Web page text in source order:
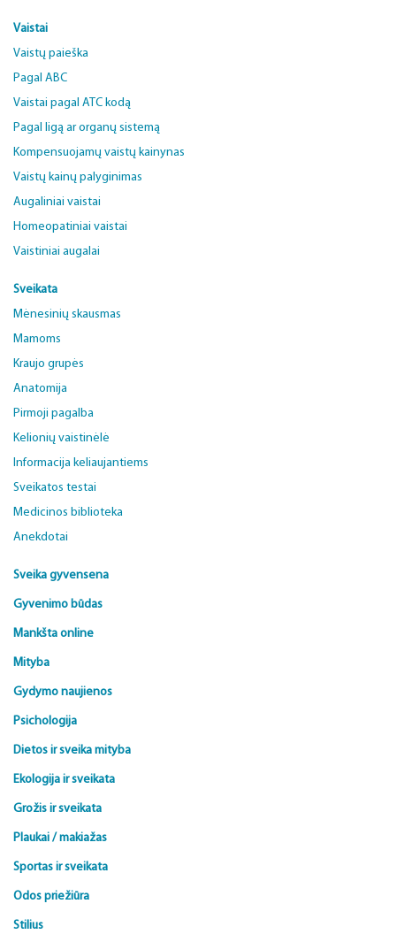
Vaistai
Vaistų paieška
Pagal ABC
Vaistai pagal ATC kodą
Pagal ligą ar organų sistemą
Kompensuojamų vaistų kainynas
Vaistų kainų palyginimas
Augaliniai vaistai
Homeopatiniai vaistai
Vaistiniai augalai
Sveikata
Mėnesinių skausmas
Mamoms
Kraujo grupės
Anatomija
Pirmoji pagalba
Kelionių vaistinėlė
Informacija keliaujantiems
Sveikatos testai
Medicinos biblioteka
Anekdotai
Sveika gyvensena
Gyvenimo būdas
Mankšta online
Mityba
Gydymo naujienos
Psichologija
Dietos ir sveika mityba
Ekologija ir sveikata
Grožis ir sveikata
Plaukai / makiažas
Sportas ir sveikata
Odos priežiūra
Stilius